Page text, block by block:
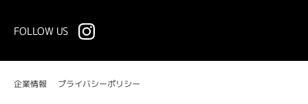
FOLLOW US
企業情報 プライバシーポリシー